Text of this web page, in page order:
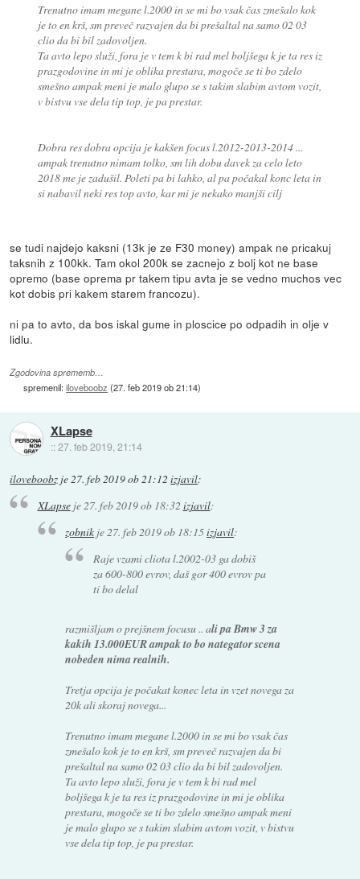
Trenutno imam megane l.2000 in se mi bo vsak čas zmešalo kok
je to en krš, sm preveč razvajen da bi prešaltal na samo 02 03
clio da bi bil zadovoljen.
Ta avto lepo služi, fora je v tem k bi rad mel boljšega k je ta res iz
prazgodovine in mi je oblika prestara, mogoče se ti bo zdelo
smešno ampak meni je malo glupo se s takim slabim avtom vozit,
v bistvu vse dela tip top, je pa prestar.
Dobra res dobra opcija je kakšen focus l.2012-2013-2014 ...
ampak trenutno nimam tolko, sm lih dobu davek za celo leto
2018 me je zadušil. Poleti pa bi lahko, al pa počakal konc leta in
si nabavil neki res top avto, kar mi je nekako manjši cilj
se tudi najdejo kaksni (13k je ze F30 money) ampak ne pricakuj
taksnih z 100kk. Tam okol 200k se zacnejo z bolj kot ne base
opremo (base oprema pr takem tipu avta je se vedno muchos vec
kot dobis pri kakem starem francozu).
ni pa to avto, da bos iskal gume in ploscice po odpadih in olje v
lidlu.
Zgodovina sprememb…
spremenil:iloveboobz (27. feb 2019 ob 21:14)
XLapse
::27. feb 2019, 21:14
iloveboobz je 27. feb 2019 ob 21:12 izjavil:
XLapseje27. feb 2019 ob 18:32 izjavil:
zobnik je27. feb 2019 ob 18:15izjavil:
Raje vzami cliota l.2002-03 ga dobiš
za 600-800 evrov, daš gor 400 evrov pa
ti bo delal
razmišljam o prejšnem focusu .. ali pa Bmw 3 za
kakih 13.000EUR ampak to bo nategator scena
nobeden nima realnih.
Tretja opcija je počakat konec leta in vzet novega za
20k ali skoraj novega...
Trenutno imam megane l.2000 in se mi bo vsak čas
zmešalo kok je to en krš, sm preveč razvajen da bi
prešaltal na samo 02 03 clio da bi bil zadovoljen.
Ta avto lepo služi, fora je v tem k bi rad mel
boljšega k je ta res iz prazgodovine in mi je oblika
prestara, mogoče se ti bo zdelo smešno ampak meni
je malo glupo se s takim slabim avtom vozit, v bistvu
vse dela tip top, je pa prestar.